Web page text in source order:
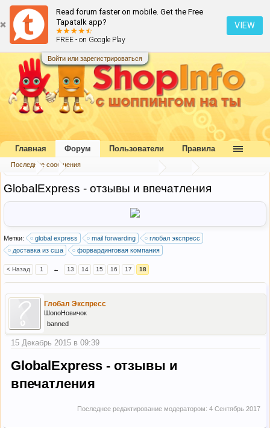
Read forum faster on mobile. Get the Free
Tapatalk app?
FREE - on Google Play
VIEW
Войти или зарегистрироваться
Форум ... Форвардинговые компании
GlobalExpress - отзывы и впечатления
Метки: global express mail forwarding
глобал экспресс
доставка из сша
форвардинговая компания
< Назад 1 ← 13 14 15 16 17 18
Глобал Экспресс
ШопоНовичок
banned
15 Декабрь 2015 в 09:39
GlobalExpress - отзывы и
впечатления
Последнее редактирование модератором: 4 Сентябрь 2017
Главная Форум
Последние сообщения
Пользователи Правила